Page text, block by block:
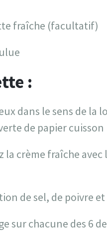
fraîche (facultatif)
:
dans le sens de la
de papier cuisson
la crème fraîche
de sel, de poivre
sur chacune des 6